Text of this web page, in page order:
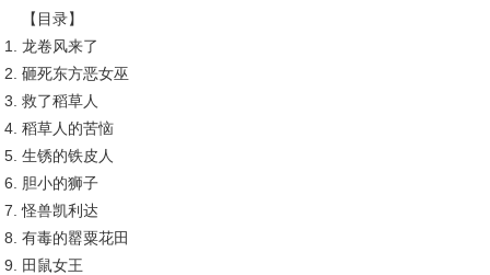
【目录】
龙卷风来了
砸死东方恶女巫
救了稻草人
稻草人的苦恼
生锈的铁皮人
胆小的狮子
怪兽凯利达
有毒的罂粟花田
田鼠女王